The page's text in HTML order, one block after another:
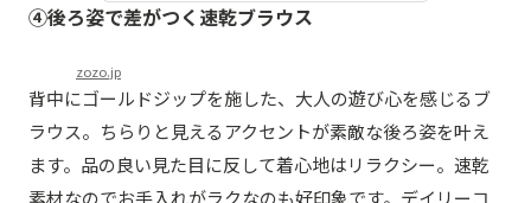
④後ろ姿で差がつく速乾ブラウス
zozo.jp
背中にゴールドジップを施した、大人の遊び心を感じるブ
ラウス。ちらりと見えるアクセントが素敵な後ろ姿を叶え
ます。品の良い見た目に反して着心地はリラクシー。速乾
素材なのでお手入れがラクなのも好印象です。デイリーコ